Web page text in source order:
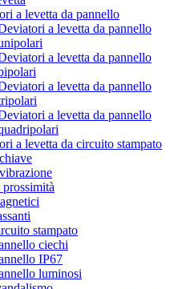
a levetta da pannello
a levetta da pannello
a levetta da pannello
a levetta da pannello
a levetta da pannello
a levetta da circuito stampato
stampato
ciechi
IP67
luminosi